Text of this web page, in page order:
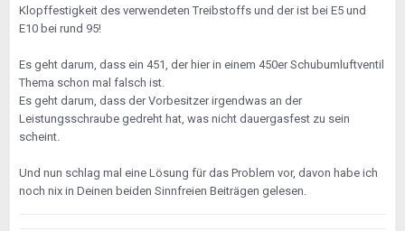
Klopffestigkeit des verwendeten Treibstoffs und der ist bei E5 und
E10 bei rund 95!
Es geht darum, dass ein 451, der hier in einem 450er Schubumluftventil
Thema schon mal falsch ist.
Es geht darum, dass der Vorbesitzer irgendwas an der
Leistungsschraube gedreht hat, was nicht dauergasfest zu sein
scheint.
Und nun schlag mal eine Lösung für das Problem vor, davon habe ich
noch nix in Deinen beiden Sinnfreien Beiträgen gelesen.